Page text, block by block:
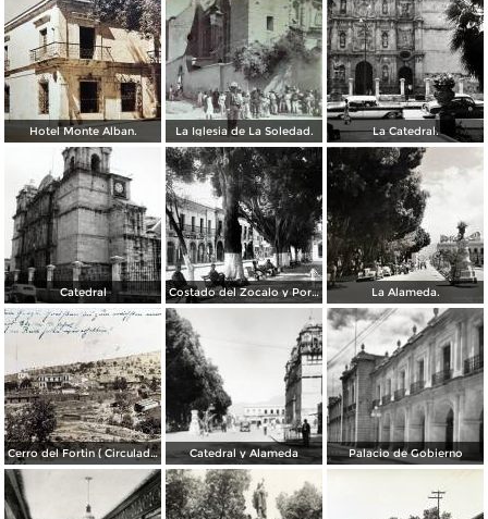
Hotel Monte Alban. La Iglesia de La Soledad. La Catedral.
Catedral Costado del Zocalo y Portal de Mercaderes. La Alameda.
Cerro del Fortin ( Circulada el 17 de Agosto de 1926 ). Catedral y Alameda Palacio de Gobierno